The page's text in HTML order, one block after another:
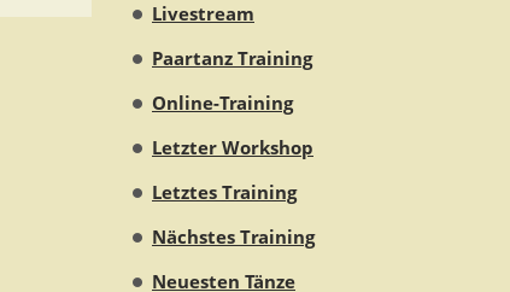
Livestream
Paartanz Training
Online-Training
Letzter Workshop
Letztes Training
Nächstes Training
Neuesten Tänze